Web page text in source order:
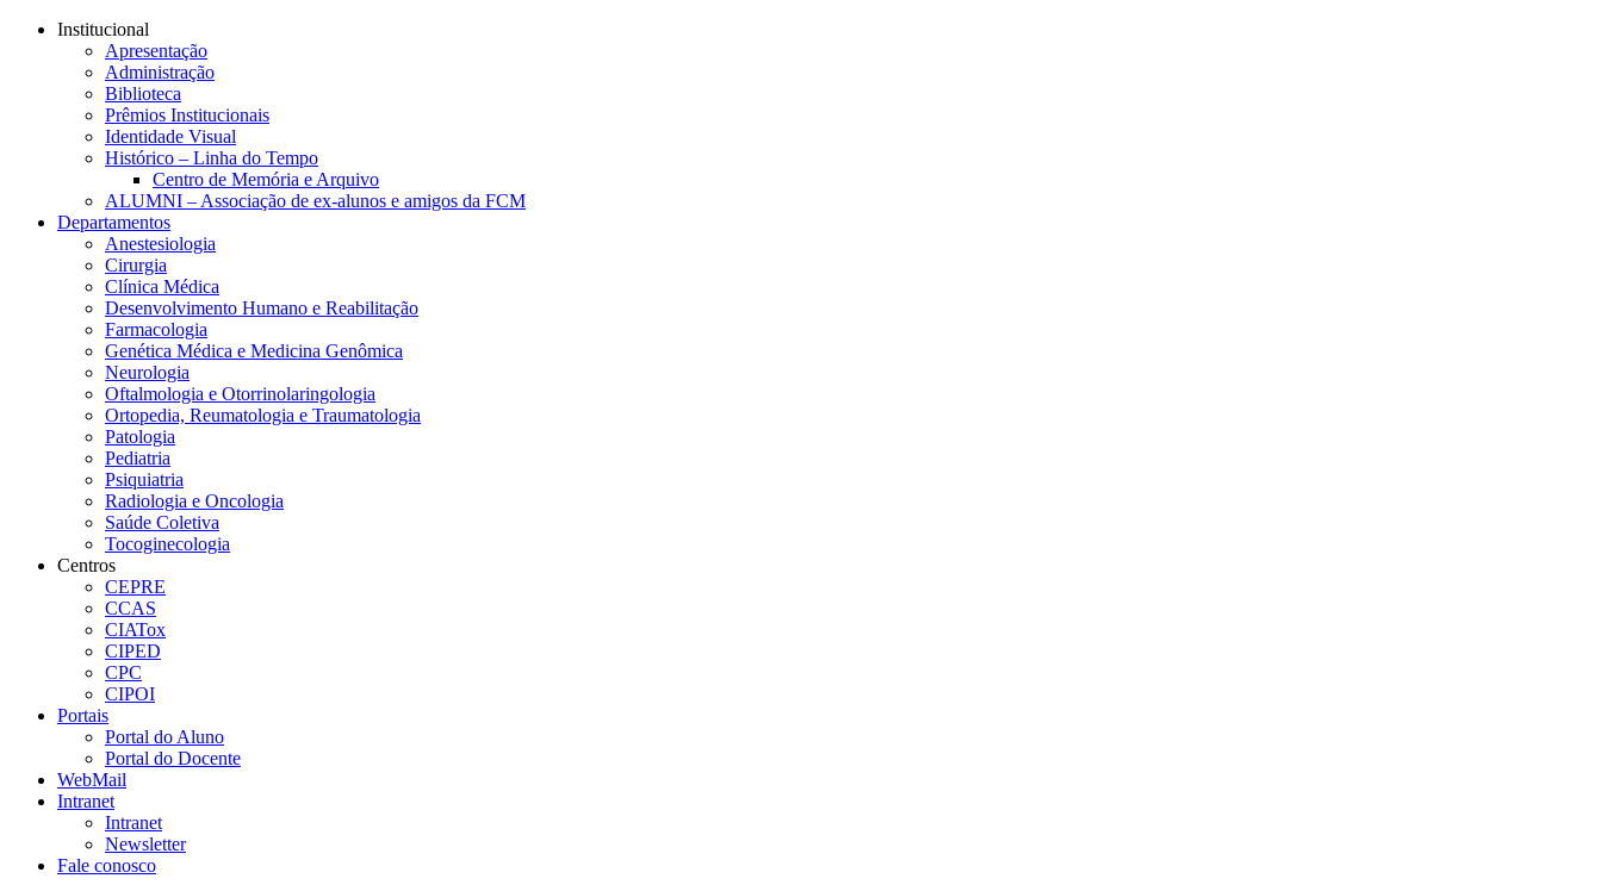
Conteúdo principal
Institucional
Apresentação
Administração
Biblioteca
Prêmios Institucionais
Identidade Visual
Histórico – Linha do Tempo
Centro de Memória e Arquivo
ALUMNI – Associação de ex-alunos e amigos da FCM
Departamentos
Anestesiologia
Cirurgia
Clínica Médica
Desenvolvimento Humano e Reabilitação
Farmacologia
Genética Médica e Medicina Genômica
Neurologia
Oftalmologia e Otorrinolaringologia
Ortopedia, Reumatologia e Traumatologia
Patologia
Pediatria
Psiquiatria
Radiologia e Oncologia
Saúde Coletiva
Tocoginecologia
Centros
CEPRE
CCAS
CIATox
CIPED
CPC
CIPOI
Portais
Portal do Aluno
Portal do Docente
WebMail
Intranet
Intranet
Newsletter
Fale conosco